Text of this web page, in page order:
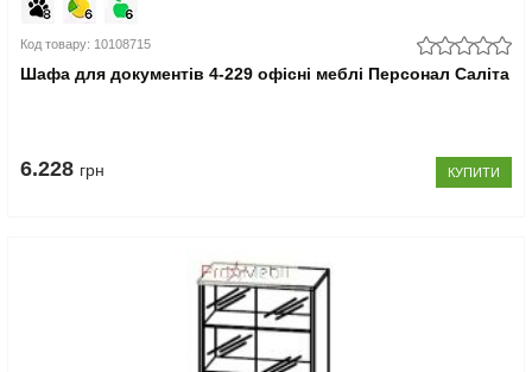
Код товару: 10108715
Шафа для документів 4-229 офісні меблі Персонал Саліта
6.228 грн КУПИТИ